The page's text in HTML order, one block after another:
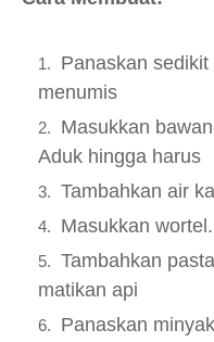
Panaskan
menumis
Masukkan
Aduk hingga harus
Tambahkan air
Masukkan
Tambahkan
matikan api
Panaskan